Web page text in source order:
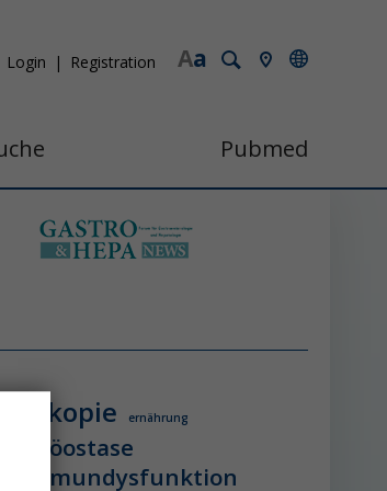
a
A
Login Registration
Pubmed
ernährung
homöostase
immundysfunktion